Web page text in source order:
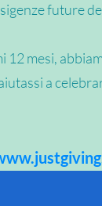
future
mesi,
a